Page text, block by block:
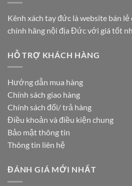
Kênh xách tay đức là website bán lẻ
chính hãng nội địa Đức với giá tốt
HỖ TRỢ KHÁCH HÀNG
Hướng dẫn mua hàng
Chính sách giao hàng
Chính sách đổi/ trả hàng
Điều khoản và điều kiện chung
Bảo mật thông tin
Thông tin liên hệ
ĐÁNH GIÁ MỚI NHẤT